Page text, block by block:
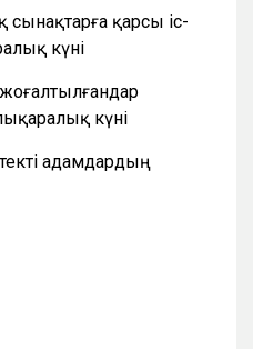
қарсы іс-
күні
күні
адамдардың